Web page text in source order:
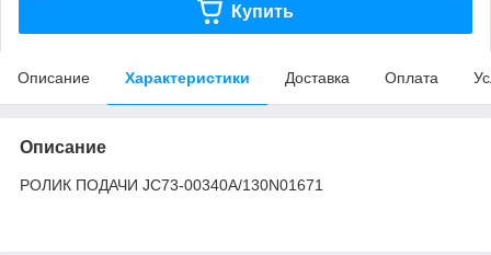
Купить
Описание Характеристики Доставка Оплата
Описание
РОЛИК ПОДАЧИ JC73-00340A/130N01671